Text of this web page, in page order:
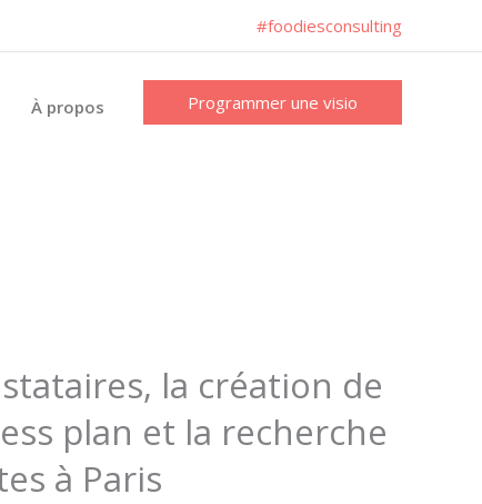
#foodiesconsulting
À propos Programmer une visio
la création de
plan et la recherche
à Paris